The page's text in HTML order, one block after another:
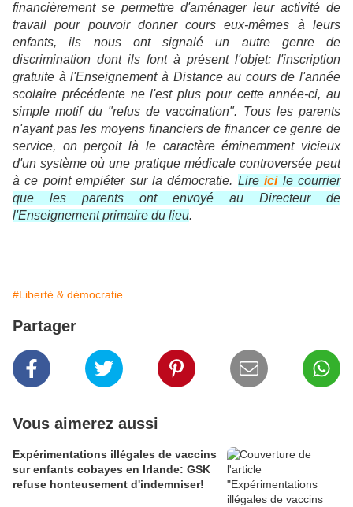
financièrement se permettre d'aménager leur activité de
travail pour pouvoir donner cours eux-mêmes à leurs
enfants, ils nous ont signalé un autre genre de
discrimination dont ils font à présent l'objet: l'inscription
gratuite à l'Enseignement à Distance au cours de l'année
scolaire précédente ne l'est plus pour cette année-ci, au
simple motif du "refus de vaccination". Tous les parents
n'ayant pas les moyens financiers de financer ce genre de
service, on perçoit là le caractère éminemment vicieux
d'un système où une pratique médicale controversée peut
à ce point empiéter sur la démocratie. Lireicile courrier
que les parents ont envoyé au Directeur de
l'Enseignement primaire du lieu.
#Liberté & démocratie
Partager
Vous aimerez aussi
Expérimentations illégales de vaccins
sur enfants cobayes en Irlande: GSK
refuse honteusement d'indemniser!